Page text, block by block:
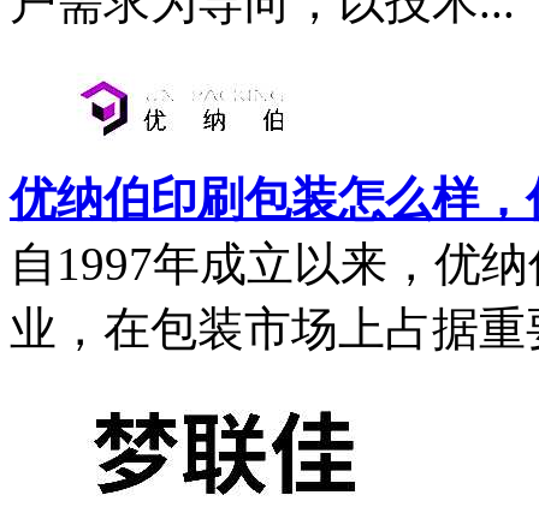
优纳伯印刷包装怎么样
自1997年成立以来，优
业，在包装市场上占据